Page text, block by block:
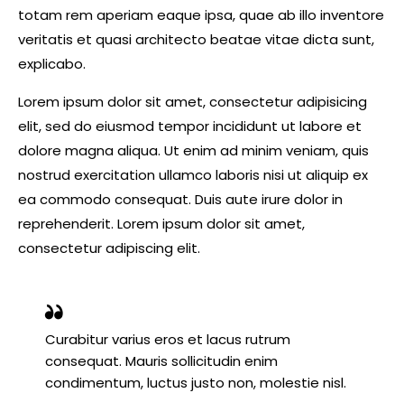
totam rem aperiam eaque ipsa, quae ab illo inventore
veritatis et quasi architecto beatae vitae dicta sunt,
explicabo.
Lorem ipsum dolor sit amet, consectetur adipisicing
elit, sed do eiusmod tempor incididunt ut labore et
dolore magna aliqua. Ut enim ad minim veniam, quis
nostrud exercitation ullamco laboris nisi ut aliquip ex
ea commodo consequat. Duis aute irure dolor in
reprehenderit. Lorem ipsum dolor sit amet,
consectetur adipiscing elit.
Curabitur varius eros et lacus rutrum
consequat. Mauris sollicitudin enim
condimentum, luctus justo non, molestie nisl.